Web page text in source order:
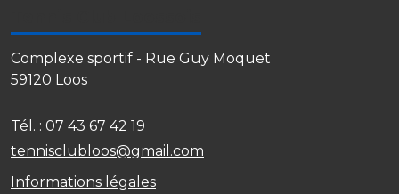
Complexe sportif - Rue Guy Moquet
59120 Loos
Tél. : 07 43 67 42 19
tennisclubloos@gmail.com
Informations légales